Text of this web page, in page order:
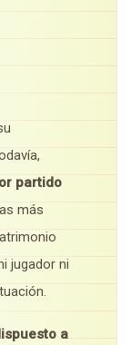
partido
más
jugador ni
a